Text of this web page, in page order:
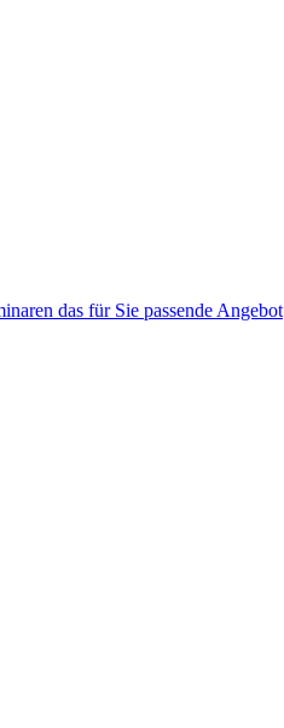
das für Sie passende Angebot